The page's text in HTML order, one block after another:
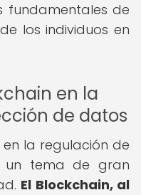
fundamentales de
los individuos en
en la
de datos
la regulación de
un tema de gran
El Blockchain, al